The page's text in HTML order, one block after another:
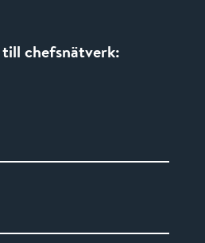
till chefsnätverk: